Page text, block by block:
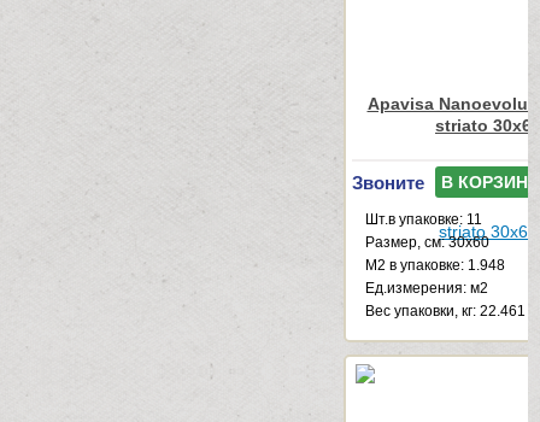
Apavisa
striato 30x60
Звоните В КОРЗИНУ
Шт.в упаковке: 11
Размер, см: 30x60
М2 в упаковке: 1.948
Ед.измерения: м2
Веc упаковки, кг: 22.461